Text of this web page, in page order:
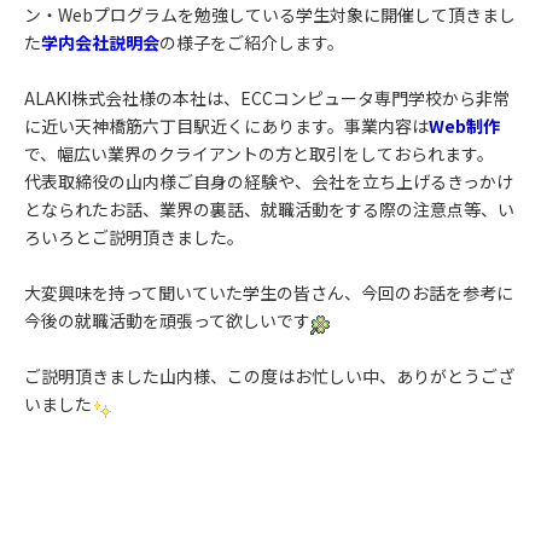
ン・Webプログラムを勉強している学生対象に開催して頂きまし
た学内会社説明会の様子をご紹介します。
ALAKI株式会社様の本社は、ECCコンピュータ専門学校から非常
に近い天神橋筋六丁目駅近くにあります。事業内容はWeb制作
で、幅広い業界のクライアントの方と取引をしておられます。
代表取締役の山内様ご自身の経験や、会社を立ち上げるきっかけ
となられたお話、業界の裏話、就職活動をする際の注意点等、い
ろいろとご説明頂きました。
大変興味を持って聞いていた学生の皆さん、今回のお話を参考に
今後の就職活動を頑張って欲しいです
ご説明頂きました山内様、この度はお忙しい中、ありがとうござ
いました